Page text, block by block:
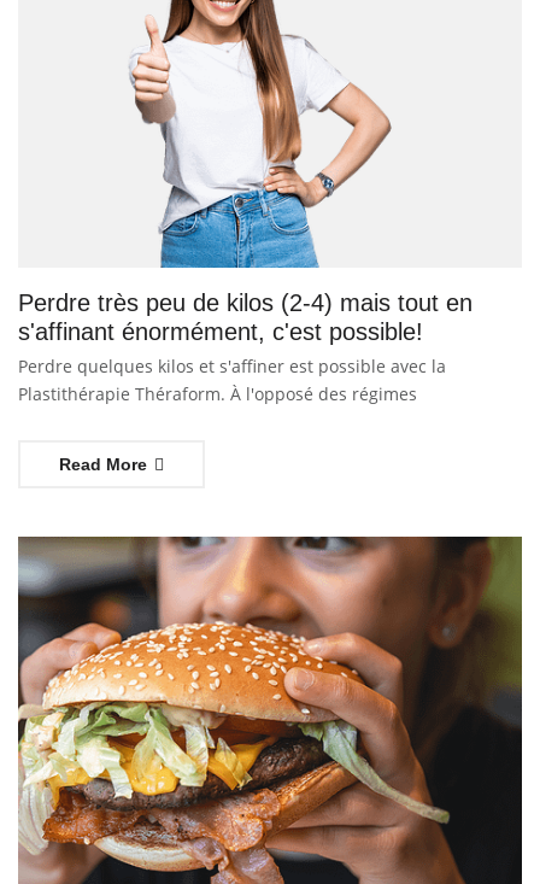
Perdre très peu de kilos (2-4) mais tout en
s'affinant énormément, c'est possible!
Perdre quelques kilos et s'affiner est possible avec la
Plastithérapie Théraform. À l'opposé des régimes
Read More